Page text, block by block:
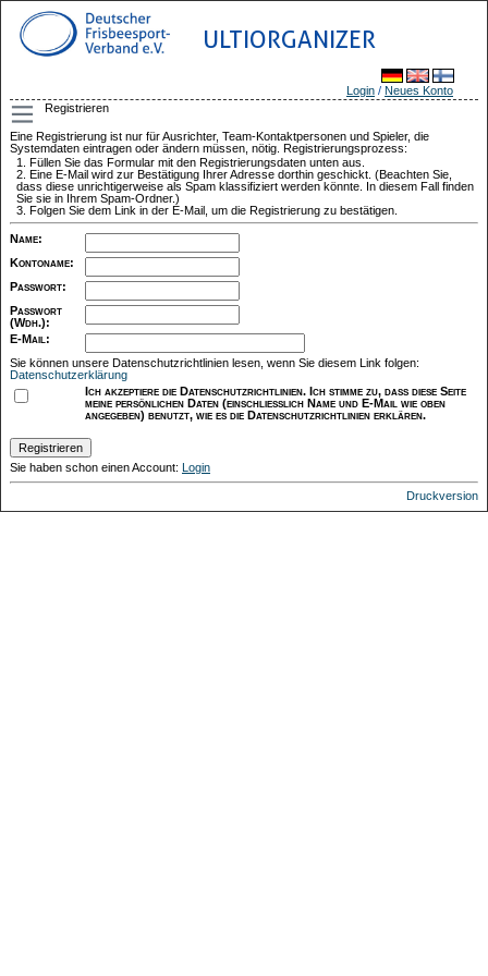
ULTIORGANIZER
Login / Neues Konto
Registrieren
Eine Registrierung ist nur für Ausrichter, Team-Kontaktpersonen und Spieler, die
Systemdaten eintragen oder ändern müssen, nötig. Registrierungsprozess:
Füllen Sie das Formular mit den Registrierungsdaten unten aus.
Eine E-Mail wird zur Bestätigung Ihrer Adresse dorthin geschickt. (Beachten Sie,
dass diese unrichtigerweise als Spam klassifiziert werden könnte. In diesem Fall finden
Sie sie in Ihrem Spam-Ordner.)
Folgen Sie dem Link in der E-Mail, um die Registrierung zu bestätigen.
Name:
Kontoname:
Passwort:
Passwort
(Wdh.):
E-Mail :
Sie können unsere Datenschutzrichtlinien lesen, wenn Sie diesem Link folgen:
Datenschutzerklärung
Ich akzeptiere die Datenschutzrichtlinien. Ich stimme zu, dass diese Seite
meine persönlichen Daten (einschließlich Name und E-Mail wie oben
angegeben) benutzt, wie es die Datenschutzrichtlinien erklären.
Sie haben schon einen Account: Login
Druckversion